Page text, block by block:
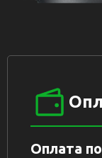
Оплата